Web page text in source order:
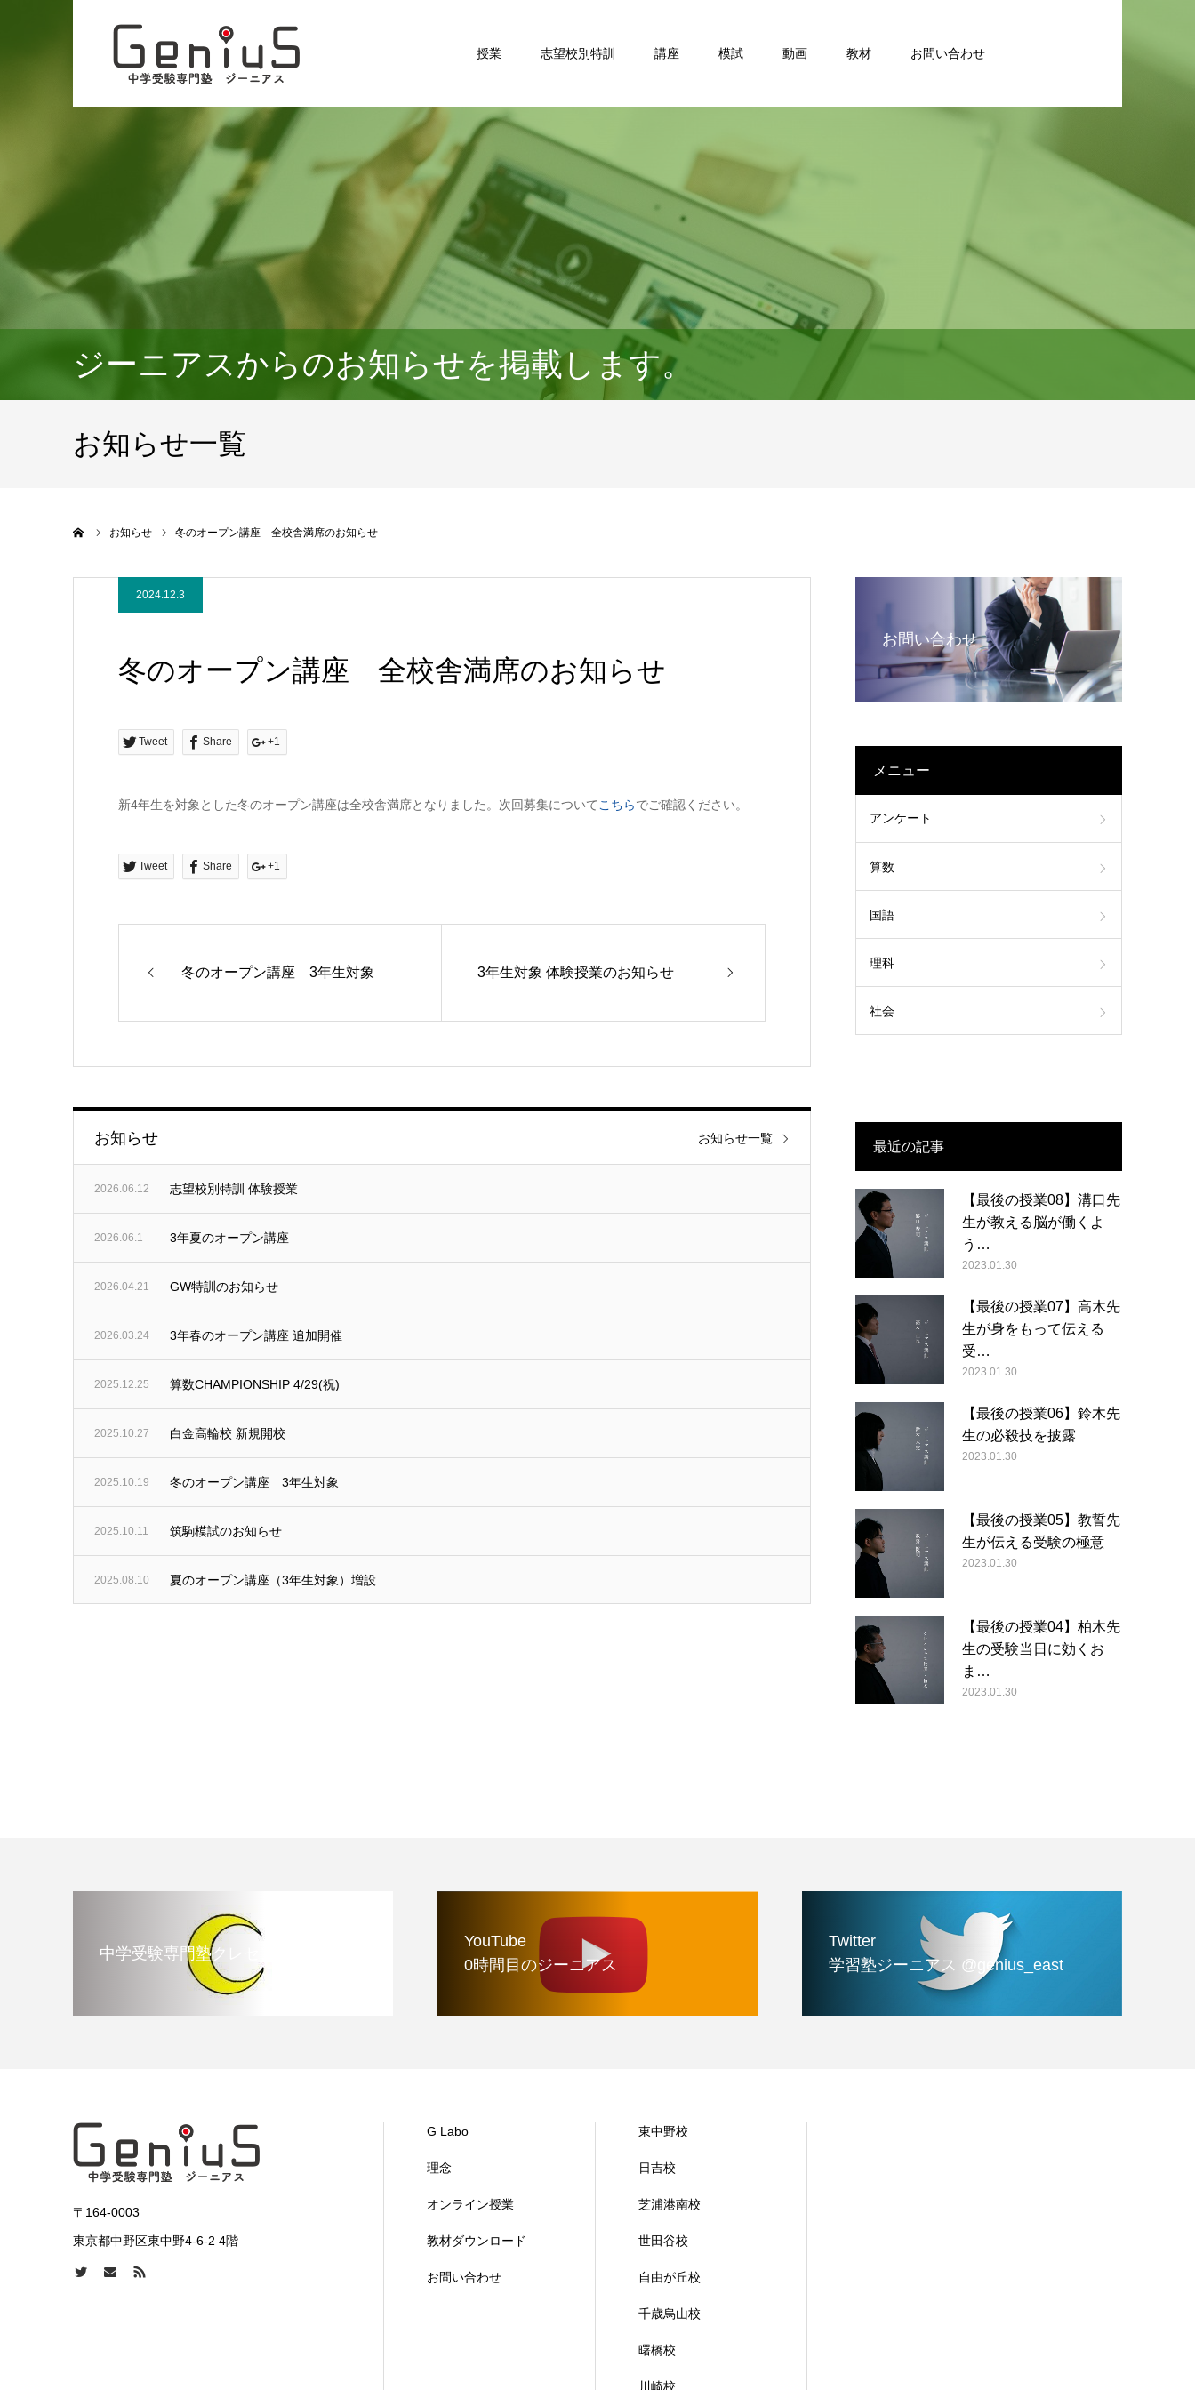
授業 志望校別特訓 講座 模試 動画 教材 お問い合わせ
ジーニアスからのお知らせを掲載します。
お知らせ一覧
お知らせ 冬のオープン講座 全校舎満席のお知らせ
2024.12.3
冬のオープン講座 全校舎満席のお知らせ
Tweet Share +1
新4年生を対象とした冬のオープン講座は全校舎満席となりました。次回募集について こちらでご確認ください。
Tweet Share +1
冬のオープン講座 3年生対象 3年生対象 体験授業のお知らせ
お知らせ
2026.06.12 志望校別特訓 体験授業
2026.06.1 3年夏のオープン講座
2026.04.21 GW特訓のお知らせ
2026.03.24 3年春のオープン講座 追加開催
2025.12.25 算数CHAMPIONSHIP 4/29(祝)
2025.10.27 白金高輪校 新規開校
2025.10.19 冬のオープン講座 3年生対象
2025.10.11 筑駒模試のお知らせ
2025.08.10 夏のオープン講座（3年生対象）増設
お知らせ一覧
お問い合わせ
メニュー
アンケート
算数
国語
理科
社会
最近の記事
【最後の授業08】溝口先
生が教える脳が働くよ
う…
2023.01.30
【最後の授業07】高木先
生が身をもって伝える
受…
2023.01.30
【最後の授業06】鈴木先
生の必殺技を披露
2023.01.30
【最後の授業05】教誓先
生が伝える受験の極意
2023.01.30
【最後の授業04】柏木先
生の受験当日に効くお
ま…
2023.01.30
中学受験専門塾クレセント
YouTube
0時間目のジーニアス
Twitter
学習塾ジーニアス @genius_east
〒164-0003
東京都中野区東中野4-6-2 4階
G Labo
理念
オンライン授業
教材ダウンロード
お問い合わせ
東中野校
日吉校
芝浦港南校
世田谷校
自由が丘校
千歳烏山校
曙橋校
川崎校